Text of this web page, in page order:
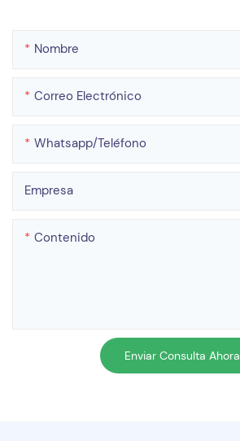
Nombre
Correo Electrónico
Whatsapp/teléfono
Empresa
Contenido
Enviar Consulta Ahora